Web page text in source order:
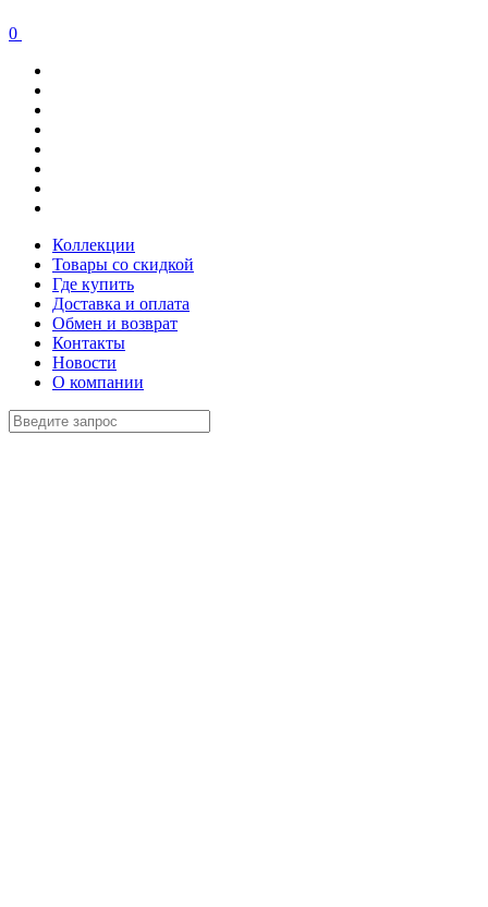
0
Коллекции
Товары со скидкой
Где купить
Доставка и оплата
Обмен и возврат
Контакты
Новости
О компании